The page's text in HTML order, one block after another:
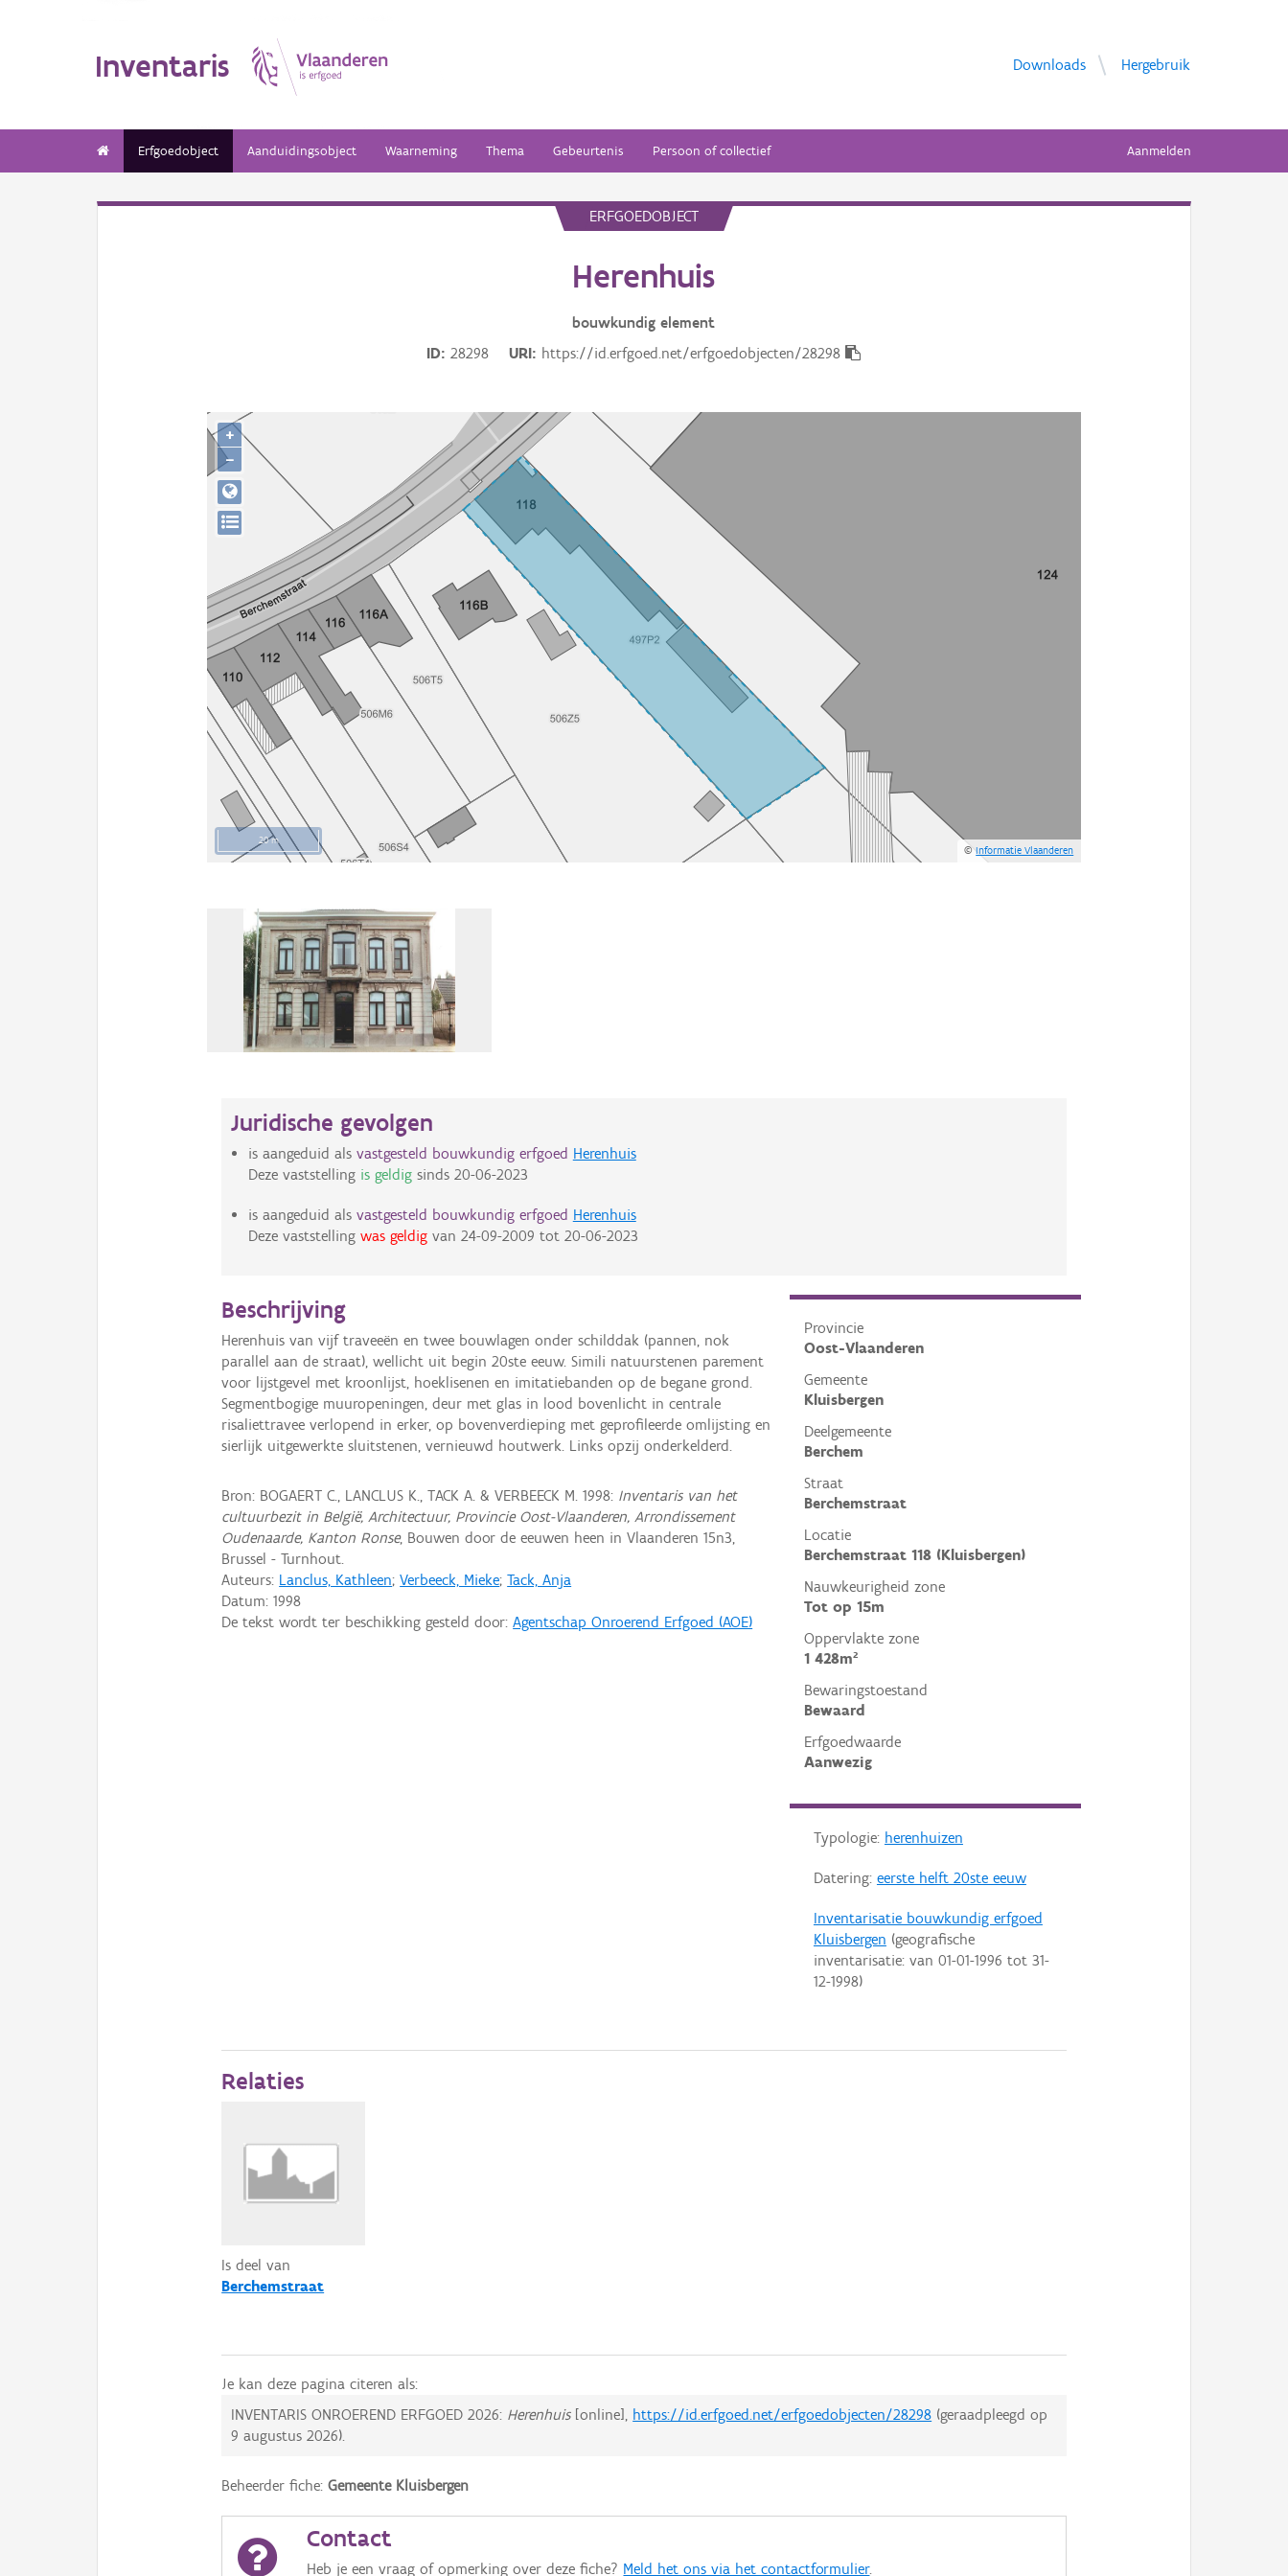
Inventaris Downloads Hergebruik
Erfgoedobject Aanduidingsobject Waarneming Thema Gebeurtenis Persoon of collectief Aanmelden
ERFGOEDOBJECT
Herenhuis
bouwkundig element
ID
28298 URI https://id.erfgoed.net/erfgoedobjecten/28298
20 m
©Informatie Vlaanderen
+
−
Juridische gevolgen
is aangeduid als vastgesteld bouwkundig erfgoed Herenhuis
Deze vaststelling is geldigsinds 20-06-2023
is aangeduid als vastgesteld bouwkundig erfgoed Herenhuis
Deze vaststelling was geldigvan 24-09-2009 tot 20-06-2023
Provincie
Oost-Vlaanderen
Gemeente
Kluisbergen
Deelgemeente
Berchem
Straat
Berchemstraat
Locatie
Berchemstraat 118 (Kluisbergen)
Nauwkeurigheid zone
Tot op 15m
Oppervlakte zone
1 428m²
Bewaringstoestand
Bewaard
Erfgoedwaarde
Aanwezig
Typologie: herenhuizen
Datering: eerste helft 20ste eeuw
Inventarisatie bouwkundig erfgoed
Kluisbergen (geografische
inventarisatie: van 01-01-1996 tot 31-
12-1998)
Beschrijving
Herenhuis van vijf traveeën en twee bouwlagen onder schilddak (pannen, nok
parallel aan de straat), wellicht uit begin 20ste eeuw. Simili natuurstenen parement
voor lijstgevel met kroonlijst, hoeklisenen en imitatiebanden op de begane grond.
Segmentbogige muuropeningen, deur met glas in lood bovenlicht in centrale
risaliettravee verlopend in erker, op bovenverdieping met geprofileerde omlijsting en
sierlijk uitgewerkte sluitstenen, vernieuwd houtwerk. Links opzij onderkelderd.
Bron: BOGAERT C., LANCLUS K., TACK A. & VERBEECK M. 1998: Inventaris van het
cultuurbezit in België, Architectuur, Provincie Oost-Vlaanderen, Arrondissement
Oudenaarde, Kanton Ronse, Bouwen door de eeuwen heen in Vlaanderen 15n3,
Brussel - Turnhout.
Auteurs: Lanclus, Kathleen;Verbeeck, Mieke;Tack, Anja
Datum:1998
De tekst wordt ter beschikking gesteld door:Agentschap Onroerend Erfgoed (AOE)
Relaties
Is deel van
Berchemstraat
Je kan deze pagina citeren als:
INVENTARIS ONROEREND ERFGOED 2026: Herenhuis[online], https://id.erfgoed.net/erfgoedobjecten/28298 (geraadpleegd op
9 augustus 2026).
Beheerder fiche:Gemeente Kluisbergen
Contact
Heb je een vraag of opmerking over deze fiche? Meld het ons via het contactformulier.